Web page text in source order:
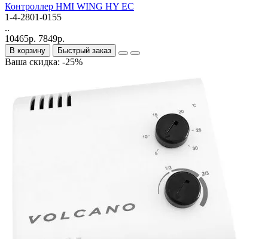
Контроллер HMI WING HY EC
1-4-2801-0155
..
10465р. 7849р.
В корзину Быстрый заказ
Ваша скидка: -25%